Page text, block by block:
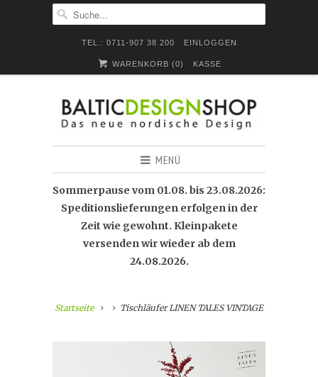
TEL.: 0711-907 38 200 EINLOGGEN
WARENKORB (0) KASSE
MENÜ
Sommerpause vom 01.08. bis 23.08.2026:
Speditionslieferungen erfolgen in der
Zeit wie gewohnt. Kleinpakete
versenden wir wieder ab dem
24.08.2026.
Startseite Tischläufer LINEN TALES VINTAGE